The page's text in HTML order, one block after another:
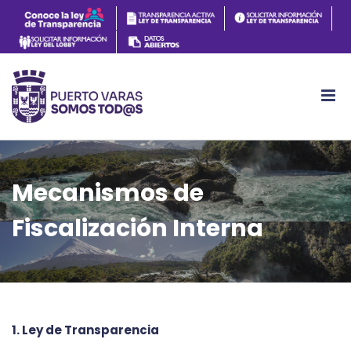
Mecanismos de
Fiscalización Interna
1. Ley de Transparencia